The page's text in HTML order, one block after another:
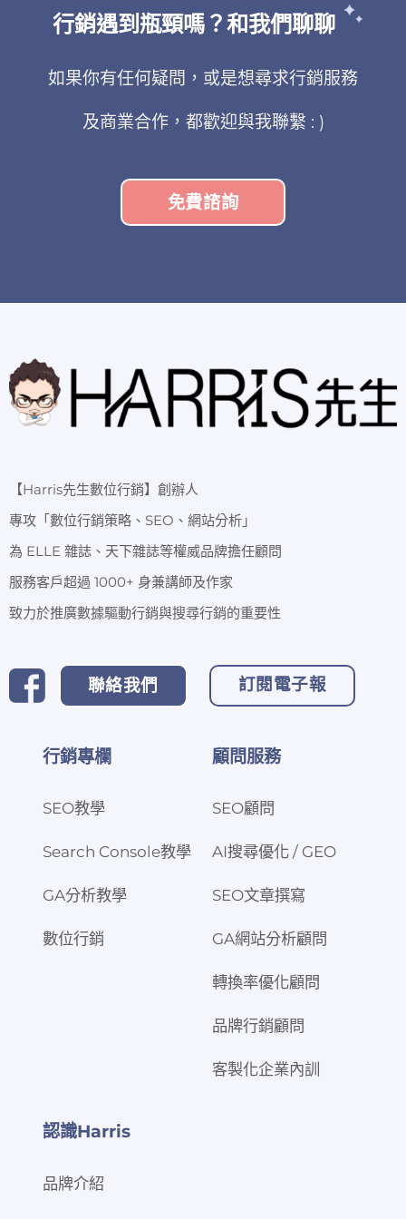
行銷遇到瓶頸嗎？和我們聊聊
如果你有任何疑問，或是想尋求行銷服務
及商業合作，都歡迎與我聯繫 : )
免費諮詢
【Harris先生數位行銷】創辦人
專攻「數位行銷策略、SEO、網站分析」
為 ELLE 雜誌、天下雜誌等權威品牌擔任顧問
服務客戶超過 1000+ 身兼講師及作家
致力於推廣數據驅動行銷與搜尋行銷的重要性
聯絡我們 訂閱電子報
行銷專欄
SEO教學
Search Console教學
GA分析教學
數位行銷
顧問服務
SEO顧問
AI搜尋優化 / GEO
SEO文章撰寫
GA網站分析顧問
轉換率優化顧問
品牌行銷顧問
客製化企業內訓
認識Harris
品牌介紹